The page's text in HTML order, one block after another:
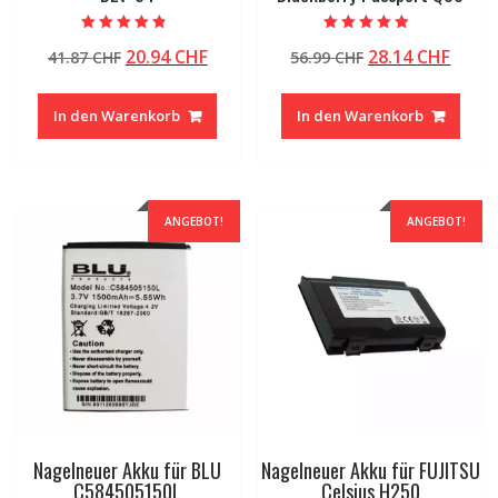
4.50
von 5
41.87CHF Ursprünglicher
war:
41.87 CHF
20.94CHFAktueller
In den Warenkorb
4.50
von 5
56.99CHF Ursprünglicher
war:
56.99 CHF
28.14CHF
In den Warenkorb
ANGEBOT!
Nagelneuer Akku für BLU
C584505150L
ANGEBOT!
Nagelneuer Akku für FUJITSU
Celsius H250